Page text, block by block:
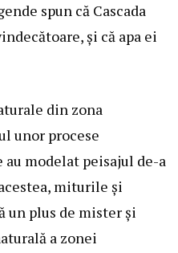
spun că Cascada
și că apa ei
din zona
unor procese
modelat peisajul de-a
miturile și
un plus de mister și
a zonei